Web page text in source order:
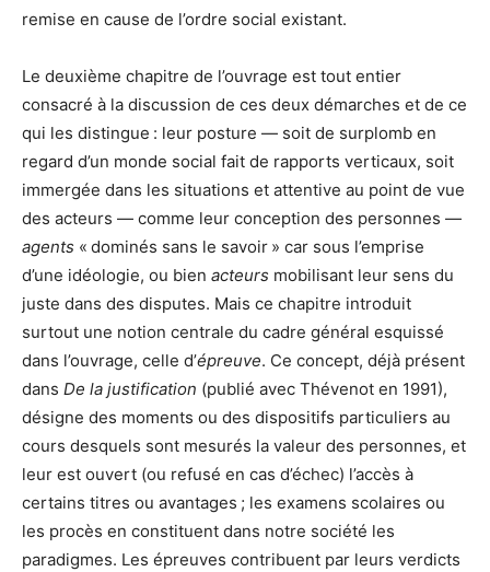
remise en cause de l’ordre social existant.
Le deuxième chapitre de l’ouvrage est tout entier
consacré à la discussion de ces deux démarches et de ce
qui les distingue : leur posture — soit de surplomb en
regard d’un monde social fait de rapports verticaux, soit
immergée dans les situations et attentive au point de vue
des acteurs — comme leur conception des personnes —
agents « dominés sans le savoir » car sous l’emprise
d’une idéologie, ou bien acteurs mobilisant leur sens du
juste dans des disputes. Mais ce chapitre introduit
surtout une notion centrale du cadre général esquissé
dans l’ouvrage, celle d’épreuve. Ce concept, déjà présent
dans De la justification (publié avec Thévenot en 1991),
désigne des moments ou des dispositifs particuliers au
cours desquels sont mesurés la valeur des personnes, et
leur est ouvert (ou refusé en cas d’échec) l’accès à
certains titres ou avantages ; les examens scolaires ou
les procès en constituent dans notre société les
paradigmes. Les épreuves contribuent par leurs verdicts